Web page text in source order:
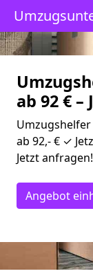
ab 92 € –
ab 92,- € ✓
Jetzt anfragen!
Angebot